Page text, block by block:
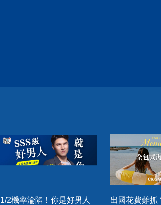
1/2機率淪陷！你是好男人
出國花費難抓